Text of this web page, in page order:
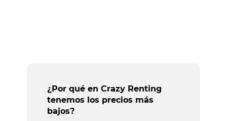
¿Por qué en Crazy Renting
tenemos los precios más
bajos?